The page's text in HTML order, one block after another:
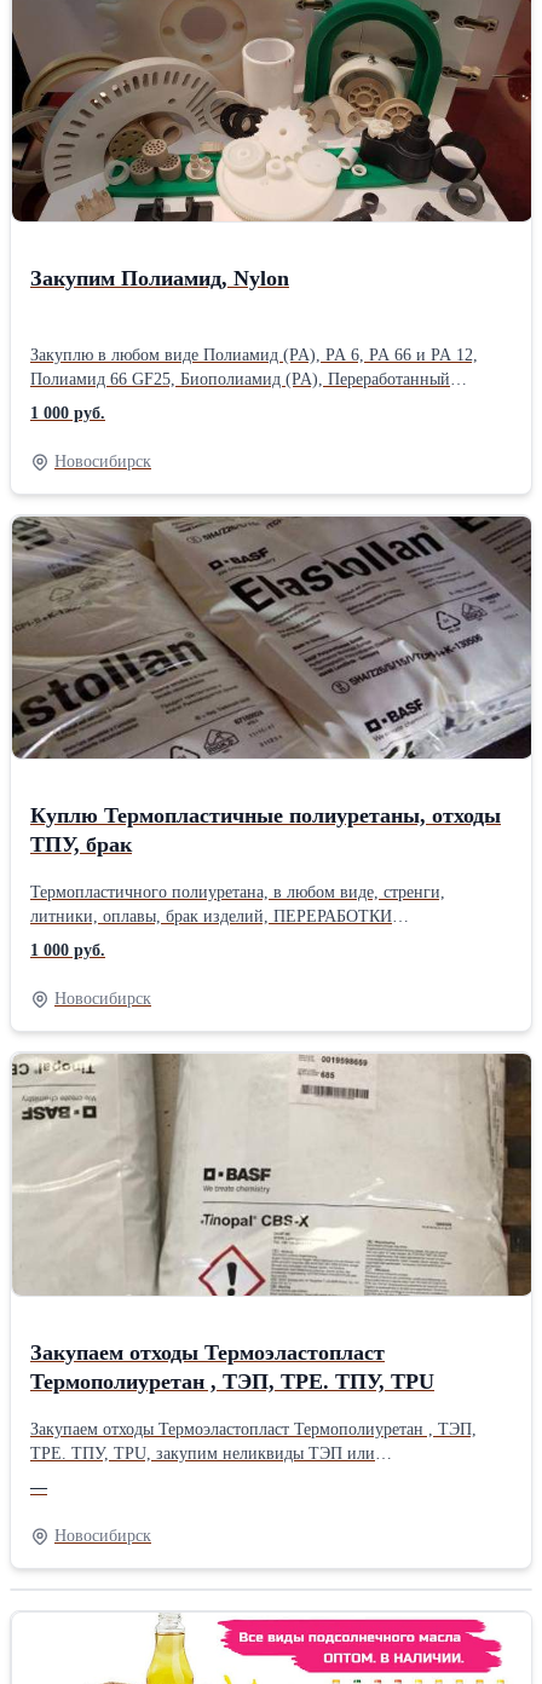
Fortron 1140, Celanese Ticona Fortron PPS 1140L4 / 1140L6 /
6165A6, Сополимербутадиена стиролом, сополимерных смол
стирола бутадиеном, первичные гранулы производства Chevron
Phillips Chemical, INEOS Styrolution, Сополимер стирола с
бутадиеном, Фортрон 1140L4, Стекловолоконные ППС GF40
гранулы, ждём Ваших предложений
Закупим Полиамид, Nylon
Закуплю в любом виде Полиамид (PA), PA 6, PA 66 и PA 12,
Полиамид 66 GF25, Биополиамид (PA), Переработанный
полиамид (PA), Полифениленсульфид (PPS), Теплопроводящий
полифениленсульфид (PPS-GR), АБС-пластик (ABS), Сополимер
акрилового эфира, стирола и акрилонитрилa (ASA), Пластики
ZEDEX® (Зедекс), Полиамиды в гранулах 610, 6 210, 6, 66. КС,
ЛСВ, Л. Волгамид, Акулон, Akulon, ПА6 Akulon, Полиамид
Гроднамид ПА6, ПА66. Гродно Химволокно, Murylon, нейлона
PA66, Нейлон, Полиамид 66, ПА 66
(полигексаметиленадипамид), TECAMID 66 (PA66)
1 000 руб.
Новосибирск
Куплю Термопластичные полиуретаны, отходы
ТПУ, брак
Термопластичного полиуретана, в любом виде, стренги,
литники, оплавы, брак изделий, ПЕРЕРАБОТКИ
ПОЛИУРЕТАНОВЫХ ОТХОДОВ, утилизации вторичных
полиуретанов обувных подошв, отходы обувного производства,
гранула ТЭП (расплава термоэластополимера), гранула
полиуретана, Полиуретан в гранулах TPU, Переработка
термопластичных полиуретанов (TPU), Термопластичные
полиуретаны (TPU) относятся к термоэластопластам инженерно-
технического назначения, любые марки на основе простых
эфиров, сложных эфиров, простых и сложных полиэфиров,
поликарбонатов, полибутиленадипинатов, алифатические ТПУ,
на основе силиконов и поликарбонатов
1 000 руб.
Новосибирск
Закупаем отходы Термоэластопласт
Термополиуретан , ТЭП, TPE. ТПУ, TPU
Закупаем отходы Термоэластопласт Термополиуретан , ТЭП,
TPE. ТПУ, TPU, закупим неликвиды ТЭП или
компаунды, Рукоятки и эластичные детали электроинструмента,
Рукоятки строительного инструмента, Аксессуары для купания.
Детали ласт, подводных масок. Сиденья для велосипеда, Гибкие
детали медицинского назначения, ТЕРМОЭЛАСТОПЛАСТ
TPE-O, марки ТЕПТОЛ, TEPTOL,Производитель: Собственное
—
Новосибирск